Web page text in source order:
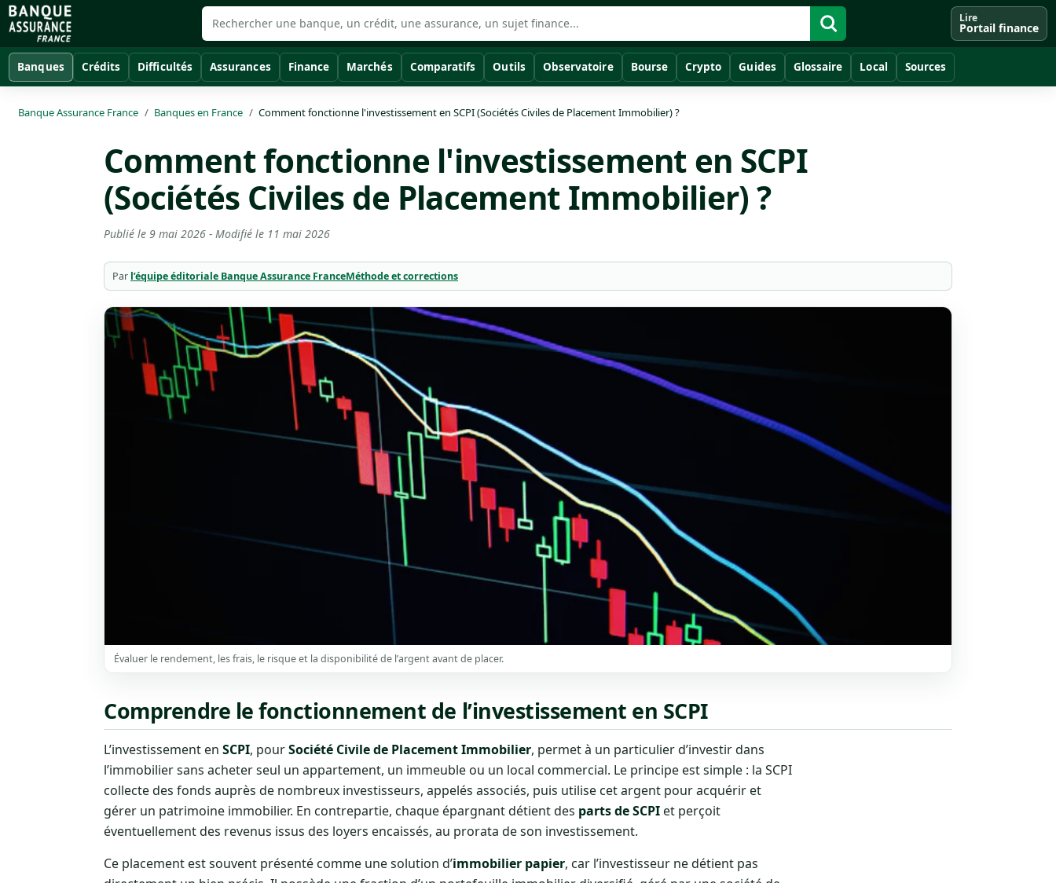
Lire
Portail finance
Banques Crédits Difficultés Assurances Finance Marchés Comparatifs Outils Observatoire Bourse Crypto Guides Glossaire Local Sources
Banque Assurance France Banques en France Comment fonctionne l'investissement en SCPI (Sociétés Civiles de Placement Immobilier) ?
Comment fonctionne l'investissement en SCPI
(Sociétés Civiles de Placement Immobilier) ?
Publié le 9 mai 2026 - Modifié le 11 mai 2026
Par l’équipe éditoriale Banque Assurance FranceMéthode et corrections
Évaluer le rendement, les frais, le risque et la disponibilité de l’argent avant de placer.
Comprendre le fonctionnement de l’investissement en SCPI
L’investissement en SCPI, pourSociété Civile de Placement Immobilier, permet à un particulier d’investir dans
l’immobilier sans acheter seul un appartement, un immeuble ou un local commercial. Le principe est simple : la SCPI
collecte des fonds auprès de nombreux investisseurs, appelés associés, puis utilise cet argent pour acquérir et
gérer un patrimoine immobilier. En contrepartie, chaque épargnant détient des parts de SCPI et perçoit
éventuellement des revenus issus des loyers encaissés, au prorata de son investissement.
Ce placement est souvent présenté comme une solution d’immobilier papier, car l’investisseur ne détient pas